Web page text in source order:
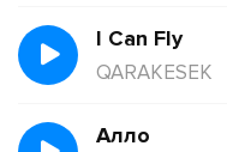
I Can Fly
QARAKESEK
Алло